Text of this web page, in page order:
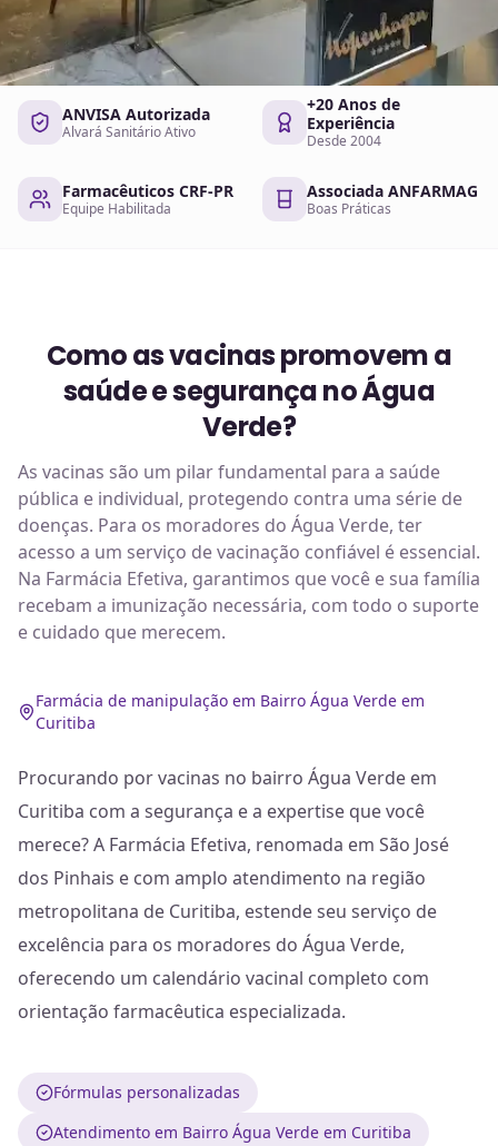
ANVISA Autorizada
Alvará Sanitário Ativo
+20 Anos de
Experiência
Desde 2004
Farmacêuticos CRF-PR
Equipe Habilitada
Associada ANFARMAG
Boas Práticas
Como as vacinas promovem a
saúde e segurança no Água
Verde?
As vacinas são um pilar fundamental para a saúde
pública e individual, protegendo contra uma série de
doenças. Para os moradores do Água Verde, ter
acesso a um serviço de vacinação confiável é essencial.
Na Farmácia Efetiva, garantimos que você e sua família
recebam a imunização necessária, com todo o suporte
e cuidado que merecem.
Farmácia de manipulação em Bairro Água Verde em
Curitiba
Procurando por vacinas no bairro Água Verde em
Curitiba com a segurança e a expertise que você
merece? A Farmácia Efetiva, renomada em São José
dos Pinhais e com amplo atendimento na região
metropolitana de Curitiba, estende seu serviço de
excelência para os moradores do Água Verde,
oferecendo um calendário vacinal completo com
orientação farmacêutica especializada.
Fórmulas personalizadas
Atendimento em Bairro Água Verde em Curitiba